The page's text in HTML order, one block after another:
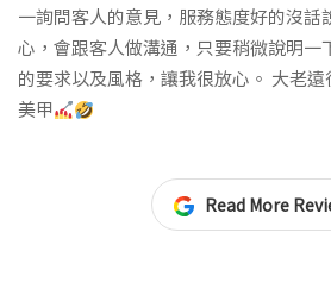
一詢問客人的意見，服務態度好的沒話
心，會跟客人做溝通，只要稍微說明一
的要求以及風格，讓我很放心。 大老
美甲
Read More